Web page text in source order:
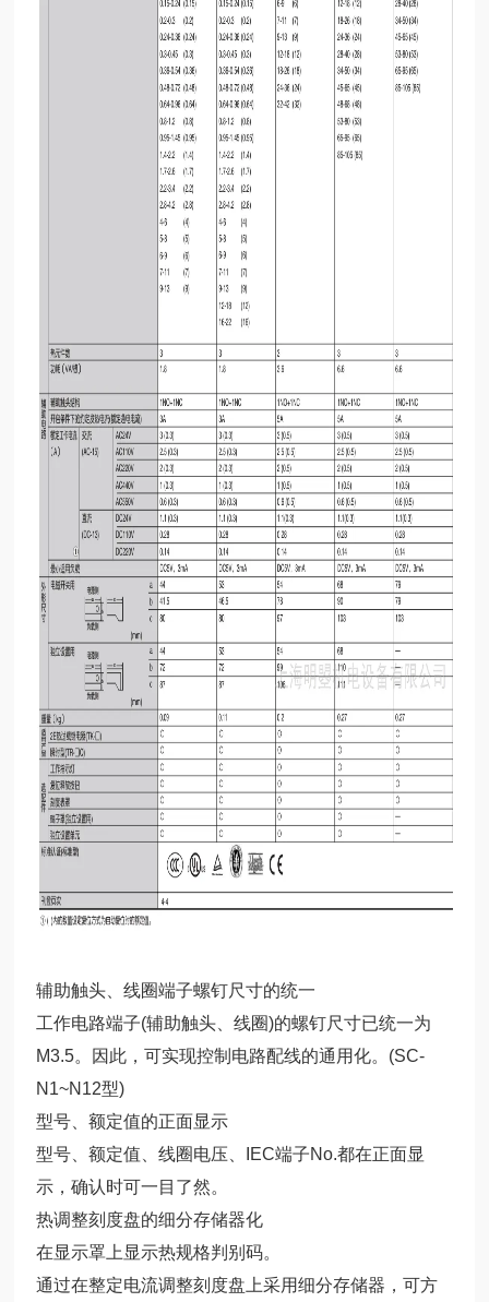
辅助触头、线圈端子螺钉尺寸的统一
工作电路端子(辅助触头、线圈)的螺钉尺寸已统一为
M3.5。因此，可实现控制电路配线的通用化。(SC-
N1~N12型)
型号、额定值的正面显示
型号、额定值、线圈电压、IEC端子No.都在正面显
示，确认时可一目了然。
热调整刻度盘的细分存储器化
在显示罩上显示热规格判别码。
通过在整定电流调整刻度盘上采用细分存储器，可方